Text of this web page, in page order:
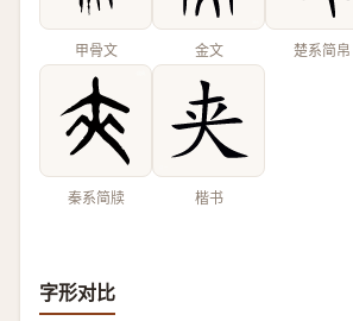
甲骨文 金文 楚系简帛
秦系简牍 楷书
字形对比